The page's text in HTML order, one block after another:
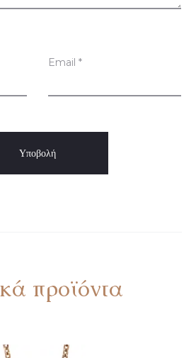
Email *
προϊόντα